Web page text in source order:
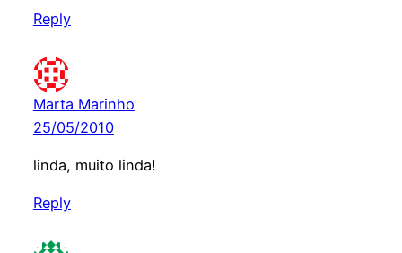
Reply
Marta Marinho
25/05/2010
linda, muito linda!
Reply